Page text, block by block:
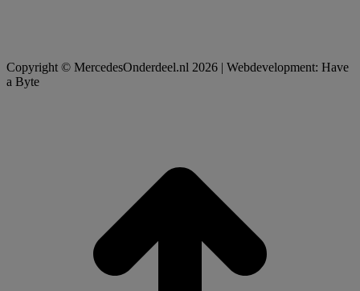
Copyright © MercedesOnderdeel.nl 2026 | Webdevelopment: Have
a Byte